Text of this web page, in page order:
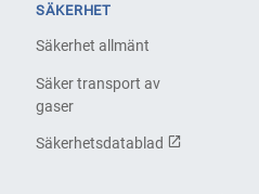
SÄKERHET
Säkerhet allmänt
Säker transport av
gaser
Säkerhetsdatablad